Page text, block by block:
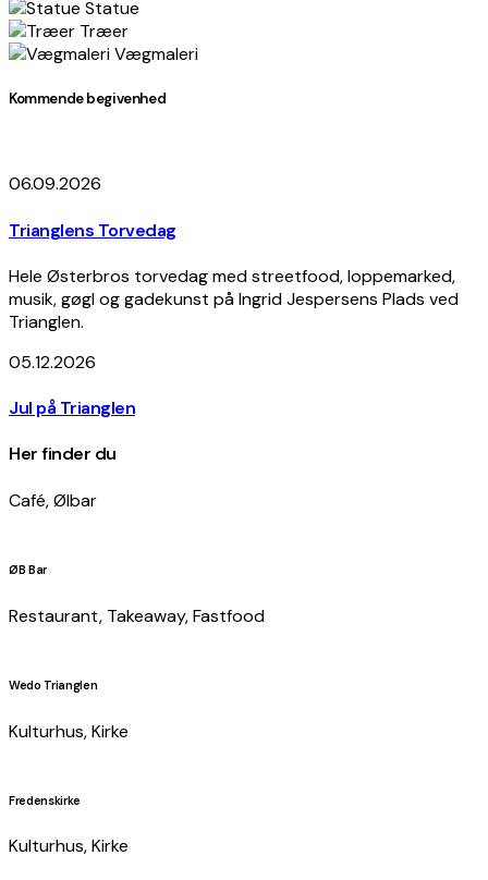
Statue
Træer
Vægmaleri
Kommende begivenhed
06.09.2026
Trianglens Torvedag
Hele Østerbros torvedag med streetfood, loppemarked,
musik, gøgl og gadekunst på Ingrid Jespersens Plads ved
Trianglen.
05.12.2026
Jul på Trianglen
Her finder du
Café, Ølbar
ØB Bar
Restaurant, Takeaway, Fastfood
Wedo Trianglen
Kulturhus, Kirke
Fredenskirke
Kulturhus, Kirke